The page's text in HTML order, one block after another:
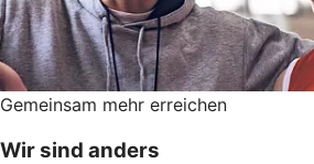
Gemeinsam mehr erreichen
Wir sind anders